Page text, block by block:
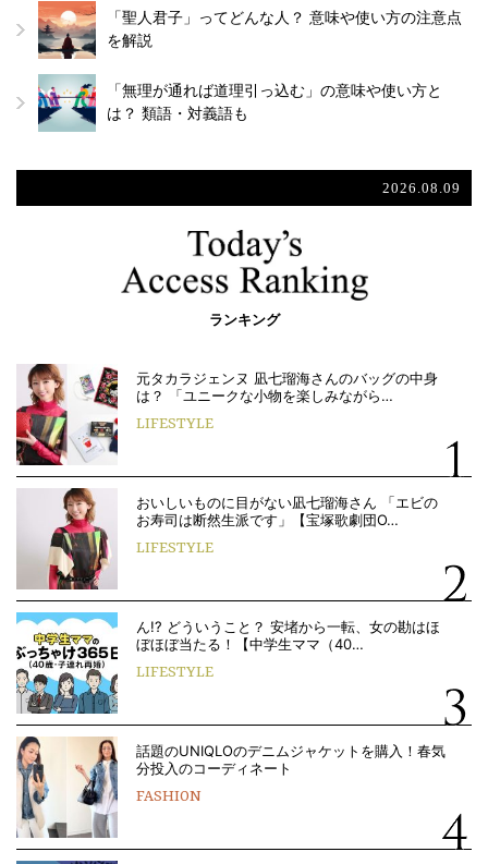
「聖人君子」ってどんな人？ 意味や使い方の注意点
を解説
「無理が通れば道理引っ込む」の意味や使い方と
は？ 類語・対義語も
2026.08.09
ランキング
元タカラジェンヌ 凪七瑠海さんのバッグの中身
は？ 「ユニークな小物を楽しみながら…
LIFESTYLE
おいしいものに目がない凪七瑠海さん 「エビの
お寿司は断然生派です」【宝塚歌劇団O…
LIFESTYLE
ん!? どういうこと？ 安堵から一転、女の勘はほ
ぼほぼ当たる！【中学生ママ（40…
LIFESTYLE
話題のUNIQLOのデニムジャケットを購入！春気
分投入のコーディネート
FASHION